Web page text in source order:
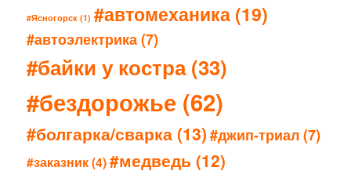
#Ясногорск (1) #автомеханика (19)
#автоэлектрика(7)
#байки у костра(33)
#бездорожье (62)
#болгарка/сварка(13)#джип-триал(7)
#заказник(4)#медведь (12)